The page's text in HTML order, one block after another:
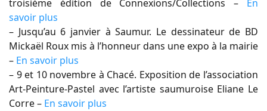
troisième édition de Connexions/Collections – En
savoir plus
– Jusqu’au 6 janvier à Saumur. Le dessinateur de BD
Mickaël Roux mis à l’honneur dans une expo à la mairie
– En savoir plus
– 9 et 10 novembre à Chacé. Exposition de l’association
Art-Peinture-Pastel avec l’artiste saumuroise Eliane Le
Corre – En savoir plus